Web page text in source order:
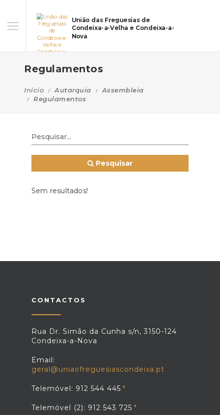
União das Freguesias de
Condeixa-a-Velha e Condeixa-a-
Nova
Regulamentos
Início Autarquia
Assembleia
Regulamentos
Pesquisar
Sem resultados!
CONTACTOS
Rua Dr. Simão da Cunha s/n, 3150-124
Condeixa-a-Nova
Email:
geral@uniaofreguesiascondeixa.pt
Telemóvel: 912 544 445
Telemóvel (2): 912 543 725